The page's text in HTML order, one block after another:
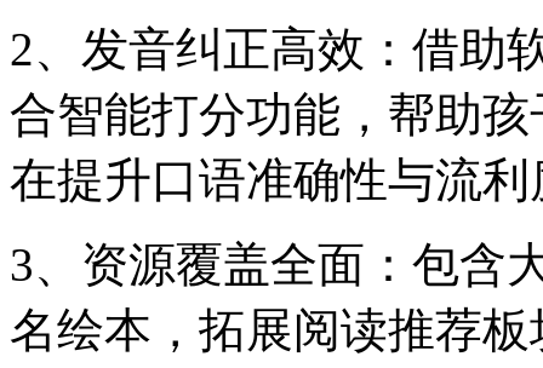
2、发音纠正高效：借助
合智能打分功能，帮助
在提升口语准确性与流
3、资源覆盖全面：包含
名绘本，拓展阅读推荐